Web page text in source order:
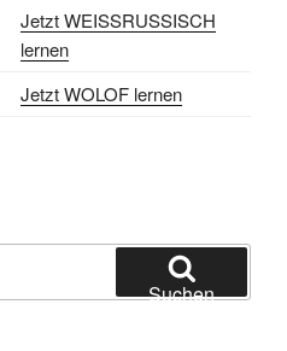
Jetzt WEISSRUSSISCH
lernen
Jetzt WOLOF lernen
Suchen